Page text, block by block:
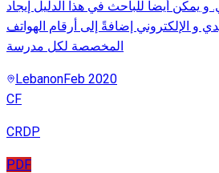
و يمكن أيضاً للباحث في هذا الدليل إيجاد
و الإلكتروني إضافةً إلى أرقام الهواتف
المخصصة لكل مدرسة
LebanonFeb 2020
CF
CRDP
PDF